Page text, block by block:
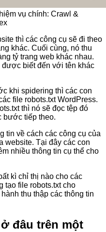
vụ chính: Crawl &
thì các công cụ sẽ đi theo
khác. Cuối cùng, nó thu
tỷ trang web khác nhau.
biết đến với tên khác
khi spidering thì các con
file robots.txt WordPress.
thì nó sẽ đọc tệp đó
bước tiếp theo.
tin về cách các công cụ của
website. Tại đây các con
nhiều thông tin cụ thể cho
kì chỉ thị nào cho các
tạo file robots.txt cho
thu thập các thông tin
đâu trên một